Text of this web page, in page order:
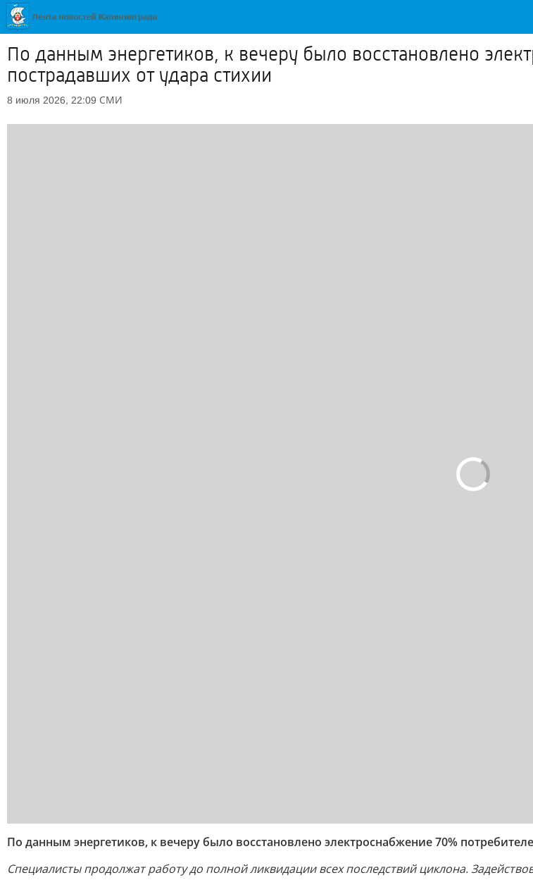
По данным энергетиков, к вечеру было восстановлено
пострадавших от удара стихии
8 июля 2026, 22:09 СМИ
По данным энергетиков, к вечеру было восстановлено электроснабжение 70%
Специалисты продолжат работу до полной ликвидации всех последствий циклона.